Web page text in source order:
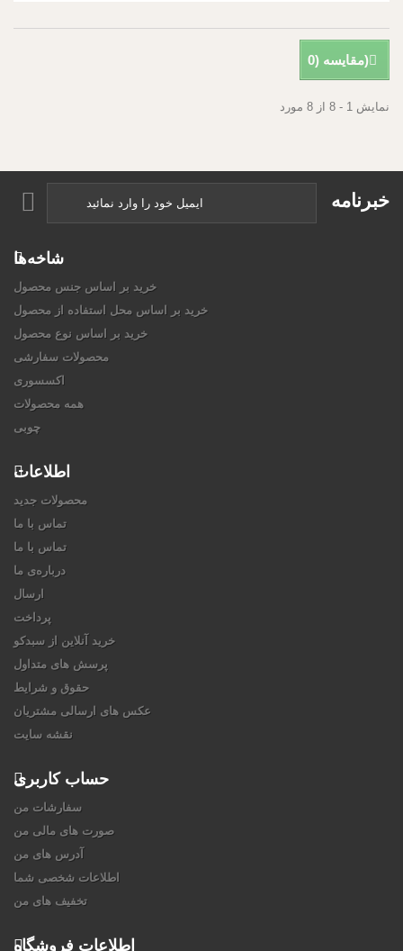
مقایسه (0 )
نمایش 1 - 8 از 8 مورد
خبرنامه
شاخه‌ها
خرید بر اساس جنس محصول
خرید بر اساس محل استفاده از محصول
خرید بر اساس نوع محصول
محصولات سفارشی
اکسسوری
همه محصولات
چوبی
اطلاعات
محصولات جدید
تماس با ما
تماس با ما
درباره‌ی ما
ارسال
پرداخت
خرید آنلاین از سبدکو
پرسش های متداول
حقوق و شرایط
عکس های ارسالی مشتریان
نقشه سایت
حساب کاربری
سفارشات من
صورت های مالی من
آدرس های من
اطلاعات شخصی شما
تخفیف های من
اطلاعات فروشگاه